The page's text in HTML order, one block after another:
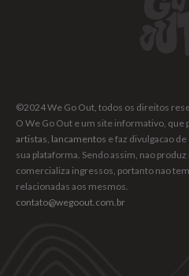
©2024 We Go Out, todos os direitos
O We Go Out e um site informativo, que
artistas lancamentos e faz divulgacao de
sua plataforma. Sendo assim, nao
comercializa ingressos, portanto nao
relacionadas aos mesmos.
contato@wegoout.com.br